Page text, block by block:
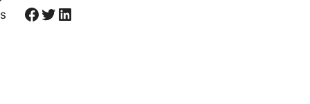
Visiter la page Facebook de Societal
Twitter
LinkedIn